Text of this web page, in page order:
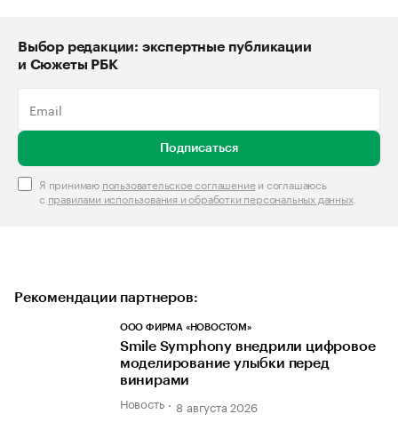
Выбор редакции: экспертные публикации
и Сюжеты РБК
Подписаться
Я принимаю пользовательское соглашениеи соглашаюсь
с правилами использования и обработки персональных данных.
Рекомендации партнеров:
ООО ФИРМА «НОВОСТОМ»
Smile Symphony внедрили цифровое
моделирование улыбки перед
винирами
Новость 8 августа 2026